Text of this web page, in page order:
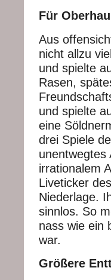
Für
Aus
nicht allzu
und spielte
Rasen,
und spielte
eine
drei Spiele
unentwegtes
irrationalem
Liveticker
Niederlage.
sinnlos. So
nass wie ein
war.
Größere